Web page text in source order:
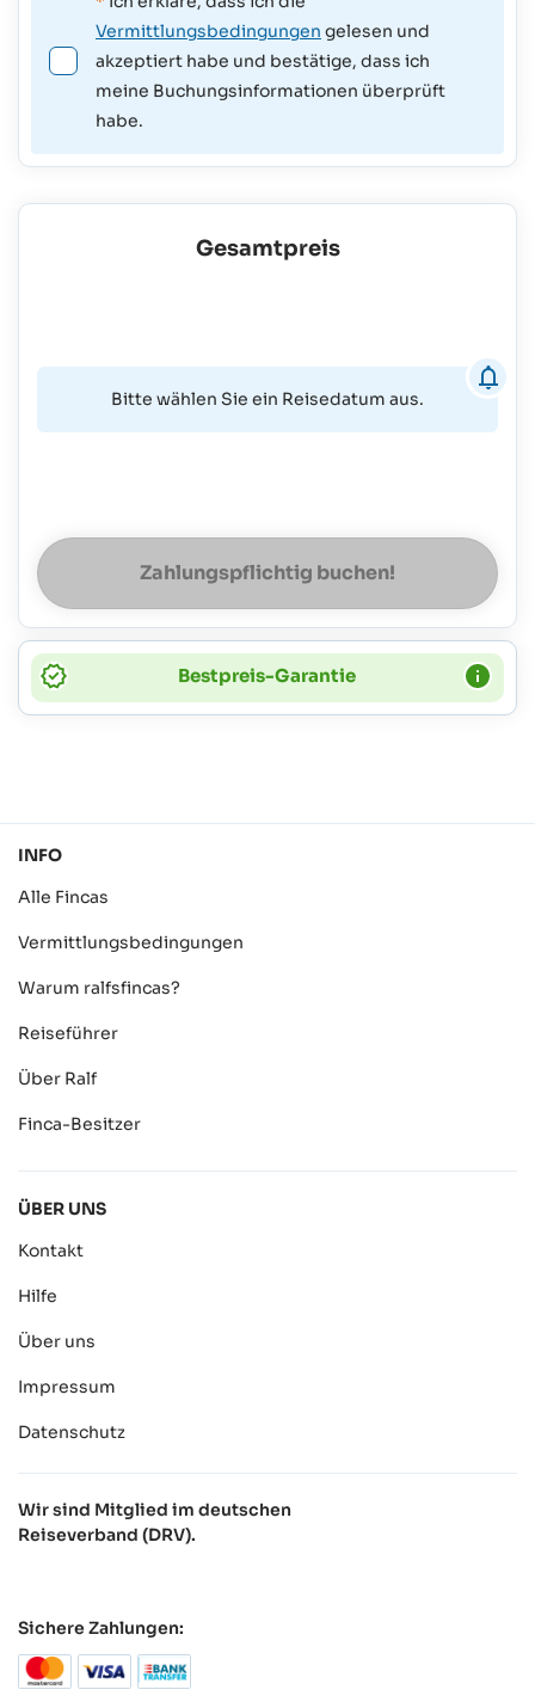
Vermittlungsbedingungen gelesen und
akzeptiert habe und bestätige, dass ich
meine Buchungsinformationen überprüft
habe.
Gesamtpreis
Bitte wählen Sie ein Reisedatum aus.
Zahlungspflichtig buchen!
Bestpreis-Garantie
INFO
Alle Fincas
Vermittlungsbedingungen
Warum ralfsfincas?
Reiseführer
Über Ralf
Finca-Besitzer
ÜBER UNS
Kontakt
Hilfe
Über uns
Impressum
Datenschutz
Wir sind Mitglied im deutschen
Reiseverband (DRV).
Sichere Zahlungen: